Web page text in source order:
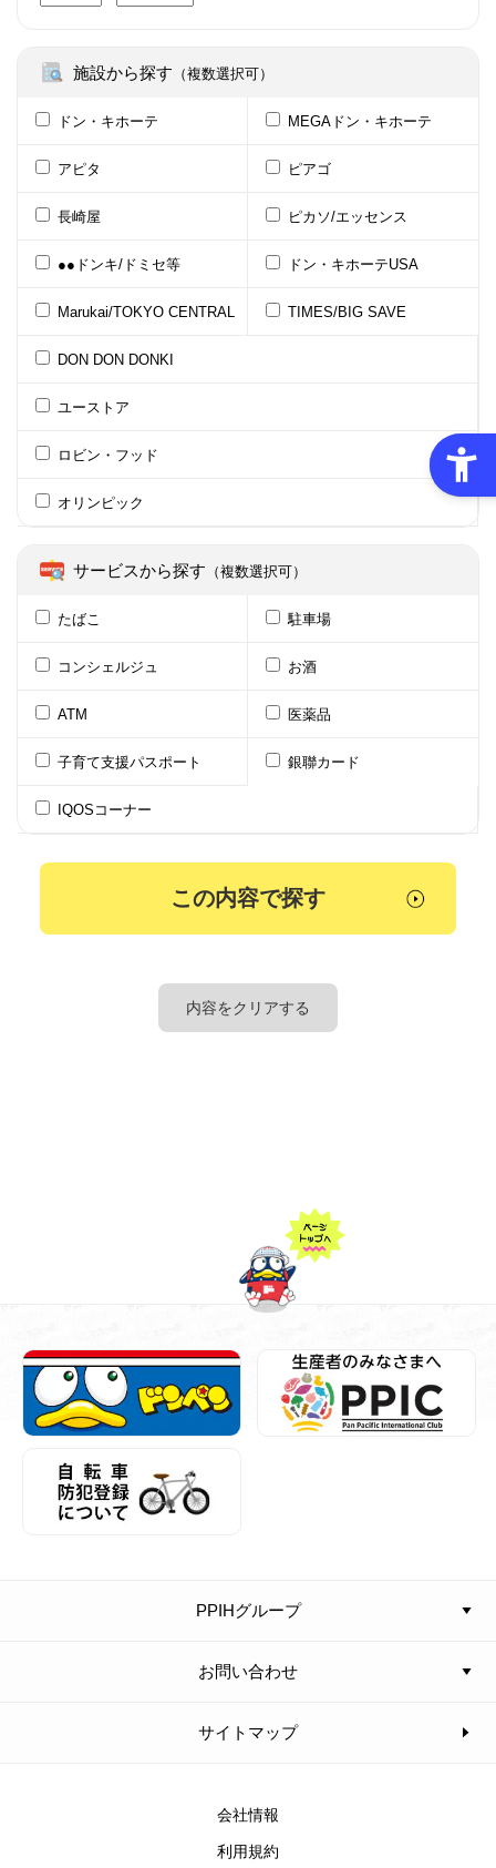
施設から探す （複数選択可）
ドン・キホーテ MEGAドン・キホーテ
アピタ ピアゴ
長崎屋 ピカソ/エッセンス
●●ドンキ/ドミセ等 ドン・キホーテUSA
Marukai/TOKYO CENTRAL TIMES/BIG SAVE
DON DON DONKI
ユーストア
ロビン・フッド
オリンピック
サービスから探す （複数選択可）
たばこ 駐車場
コンシェルジュ お酒
ATM 医薬品
子育て支援パスポート 銀聯カード
IQOSコーナー
PPIHグループ
お問い合わせ
サイトマップ
会社情報
利用規約